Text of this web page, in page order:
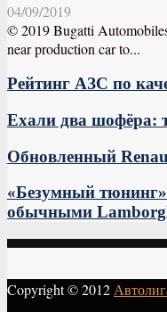
04/09/2019
© 2019 Bugatti
near production car to...
Рейтинг АЗС по
Ехали два шофёра:
Обновленный
«Безумный
обычными
Copyright © 2012